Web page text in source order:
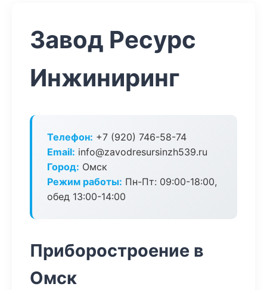
Завод Ресурс
Инжиниринг
Телефон: +7 (920) 746-58-74
Email: info@zavodresursinzh539.ru
Город: Омск
Режим работы: Пн-Пт: 09:00-18:00,
обед 13:00-14:00
Приборостроение в
Омск